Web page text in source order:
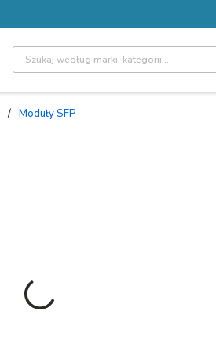
Site Search
/ Moduły SFP